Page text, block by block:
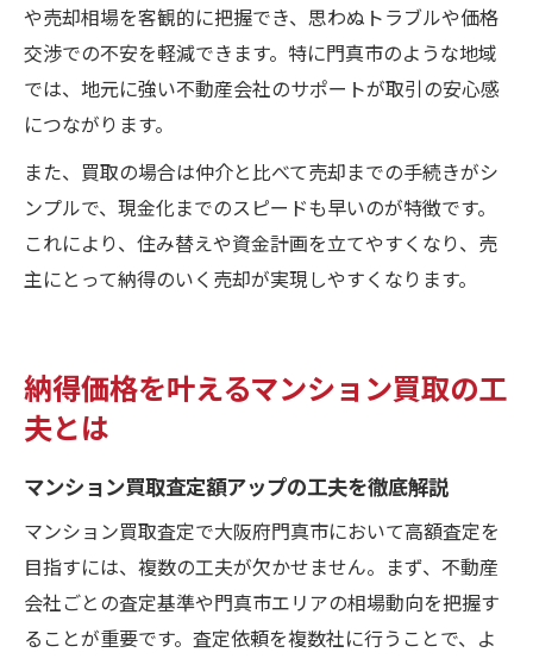
や売却相場を客観的に把握でき、思わぬトラブルや価格
交渉での不安を軽減できます。特に門真市のような地域
では、地元に強い不動産会社のサポートが取引の安心感
につながります。
また、買取の場合は仲介と比べて売却までの手続きがシ
ンプルで、現金化までのスピードも早いのが特徴です。
これにより、住み替えや資金計画を立てやすくなり、売
主にとって納得のいく売却が実現しやすくなります。
納得価格を叶えるマンション買取の工
夫とは
マンション買取査定額アップの工夫を徹底解説
マンション買取査定で大阪府門真市において高額査定を
目指すには、複数の工夫が欠かせません。まず、不動産
会社ごとの査定基準や門真市エリアの相場動向を把握す
ることが重要です。査定依頼を複数社に行うことで、よ